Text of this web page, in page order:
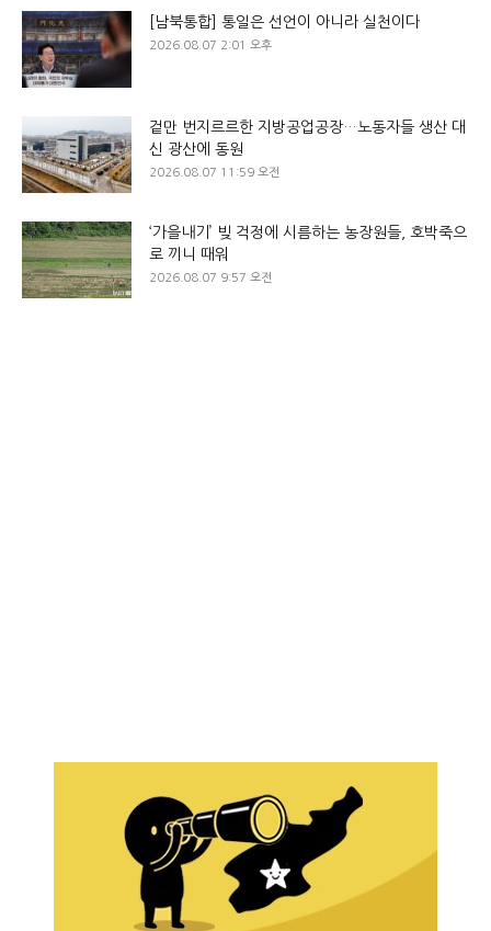
[남북통합] 통일은 선언이 아니라 실천이다
2026.08.07 2:01 오후
겉만 번지르르한 지방공업공장…노동자들 생산 대
신 광산에 동원
2026.08.07 11:59 오전
‘가을내기’ 빚 걱정에 시름하는 농장원들, 호박죽으
로 끼니 때워
2026.08.07 9:57 오전